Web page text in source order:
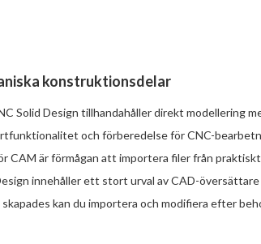
konstruktionsdelar
Solid Design tillhandahåller direkt modellering
och förberedelse för CNC-
CAM är förmågan att importera filer från
innehåller ett stort urval av CAD-
skapades kan du importera och modifiera efter